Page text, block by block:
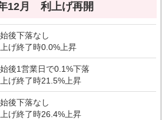
12月 利上げ再開
始後下落なし
上げ終了時0.0%上昇
始後1営業日で0.1%下落
上げ終了時21.5%上昇
始後下落なし
上げ終了時26.4%上昇